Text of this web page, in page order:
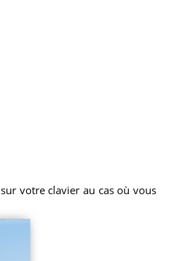
sur votre clavier au cas où vous